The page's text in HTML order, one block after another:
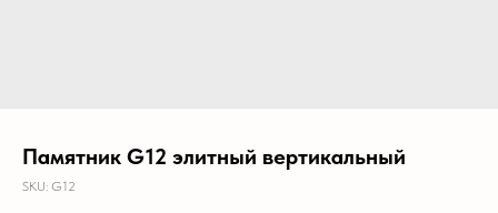
Памятник G12 элитный вертикальный
SKU: G12